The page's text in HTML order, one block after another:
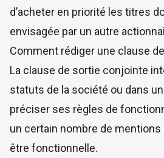
d’acheter en priorité les titres
envisagée par un autre
Comment rédiger une clause
La clause de sortie conjointe
statuts de la société ou dans
préciser ses règles de
un certain nombre de
être fonctionnelle.